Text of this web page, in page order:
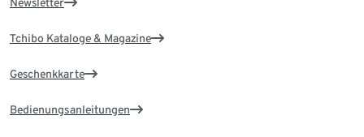
Tchibo Kataloge & Magazine
Geschenkkarte
Bedienungsanleitungen